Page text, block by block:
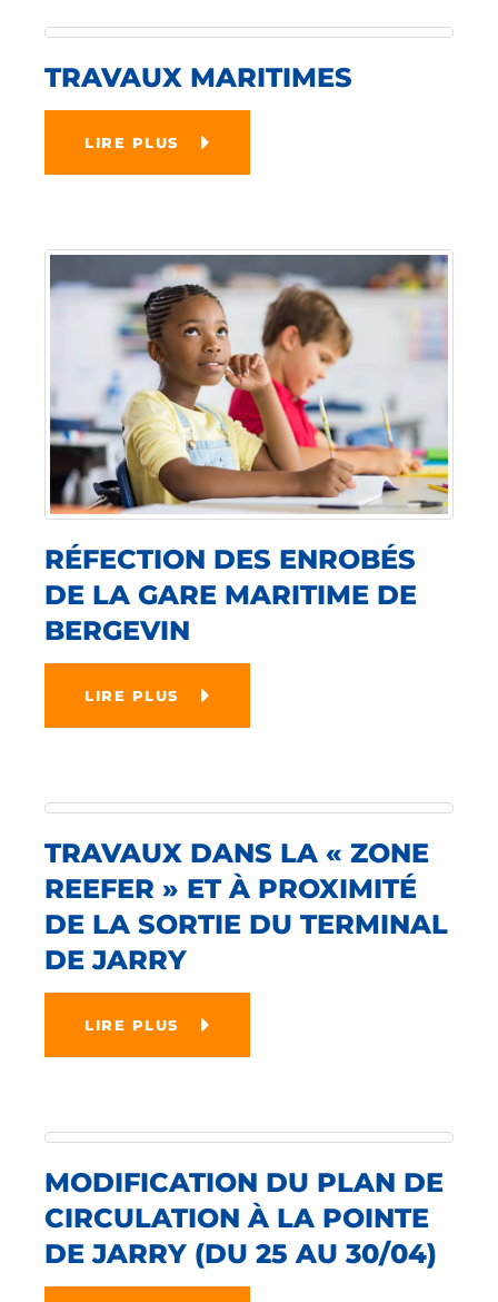
TRAVAUX MARITIMES
LIRE PLUS
RÉFECTION DES ENROBÉS
DE LA GARE MARITIME DE
BERGEVIN
LIRE PLUS
TRAVAUX DANS LA « ZONE
REEFER » ET À PROXIMITÉ
DE LA SORTIE DU TERMINAL
DE JARRY
LIRE PLUS
MODIFICATION DU PLAN DE
CIRCULATION À LA POINTE
DE JARRY (DU 25 AU 30/04)